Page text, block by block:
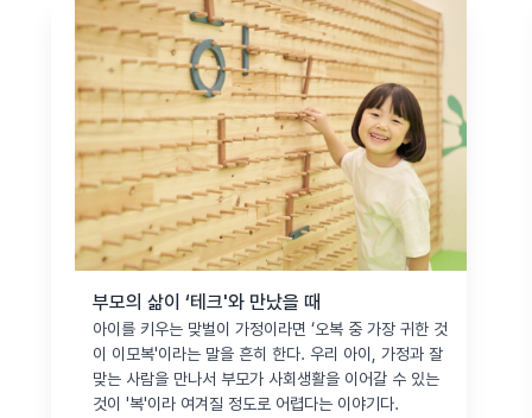
부모의 삶이 ‘테크'와 만났을 때
아이를 키우는 맞벌이 가정이라면 ‘오복 중 가장 귀한 것
이 이모복'이라는 말을 흔히 한다. 우리 아이, 가정과 잘
맞는 사람을 만나서 부모가 사회생활을 이어갈 수 있는
것이 '복'이라 여겨질 정도로 어렵다는 이야기다.